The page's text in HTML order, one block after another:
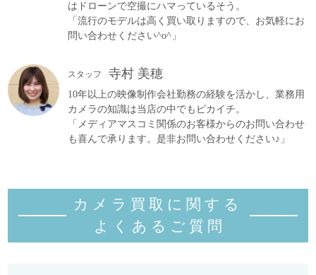
はドローンで空撮にハマっているそう。
「流行のモデルは高く買い取りますので、お気軽にお
問い合わせください^o^」
スタッフ 寺村 美穂
10年以上の映像制作会社勤務の経験を活かし、業務用
カメラの知識は当店の中でもピカイチ。
「メディアマスコミ関係のお客様からのお問い合わせ
も喜んで承ります。是非お問い合わせください♪」
カメラ買取に関する
よくあるご質 問